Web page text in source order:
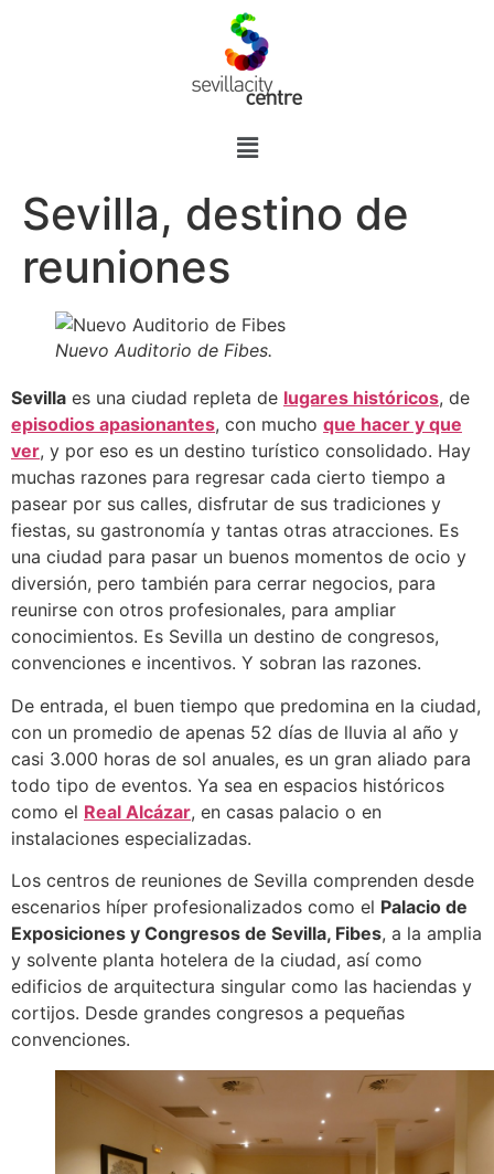
Sevilla, destino de
reuniones
Nuevo Auditorio de Fibes.
Sevilla es una ciudad repleta de lugares históricos, de
episodios apasionantes, con mucho que hacer y que
ver, y por eso es un destino turístico consolidado. Hay
muchas razones para regresar cada cierto tiempo a
pasear por sus calles, disfrutar de sus tradiciones y
fiestas, su gastronomía y tantas otras atracciones. Es
una ciudad para pasar un buenos momentos de ocio y
diversión, pero también para cerrar negocios, para
reunirse con otros profesionales, para ampliar
conocimientos. Es Sevilla un destino de congresos,
convenciones e incentivos. Y sobran las razones.
De entrada, el buen tiempo que predomina en la ciudad,
con un promedio de apenas 52 días de lluvia al año y
casi 3.000 horas de sol anuales, es un gran aliado para
todo tipo de eventos. Ya sea en espacios históricos
como el Real Alcázar, en casas palacio o en
instalaciones especializadas.
Los centros de reuniones de Sevilla comprenden desde
escenarios híper profesionalizados como el Palacio de
Exposiciones y Congresos de Sevilla, Fibes, a la amplia
y solvente planta hotelera de la ciudad, así como
edificios de arquitectura singular como las haciendas y
cortijos. Desde grandes congresos a pequeñas
convenciones.